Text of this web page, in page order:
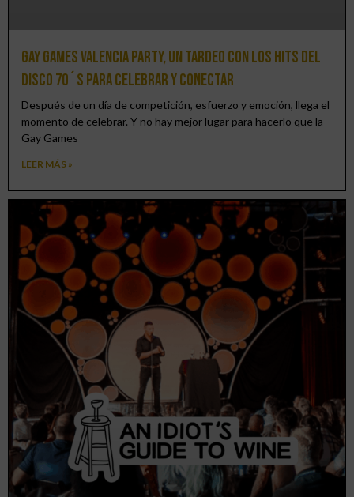
Gay Games Valencia Party, un tardeo con los hits del
DISCO 70´S para celebrar y conectar
Después de un día de competición, esfuerzo y emoción, llega el
momento de celebrar. Y no hay mejor lugar para hacerlo que la
Gay Games
LEER MÁS »